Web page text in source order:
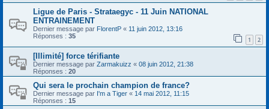
Ligue de Paris - Strataegyc - 11 Juin NATIONAL
ENTRAINEMENT
Dernier message par FlorentP « 11 juin 2012, 13:16
Réponses : 35 1 2
[Illimité] force térifiante
Dernier message par Zarmakuizz « 08 juin 2012, 21:38
Réponses : 20
Qui sera le prochain champion de france?
Dernier message par I'm a Tiger « 14 mai 2012, 11:15
Réponses : 15